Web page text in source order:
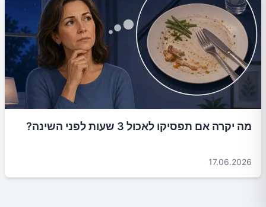
מה יקרה אם תפסיקו לאכול 3 שעות לפני השינה?
17.06.2026